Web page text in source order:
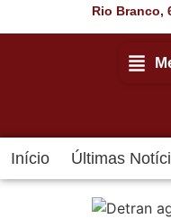
Rio Branco,
Início
Últimas Notícias
Início Últimas